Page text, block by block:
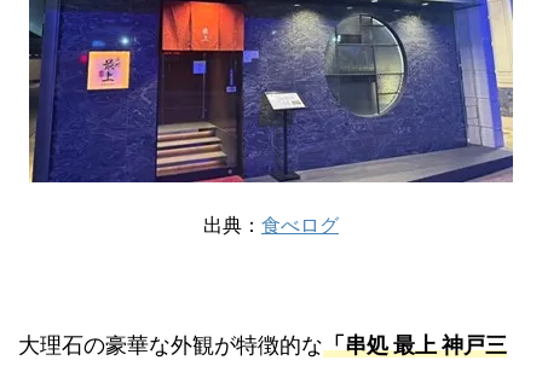
出典： 食べログ
大理石の豪華な外観が特徴的な「串処 最上 神戸三